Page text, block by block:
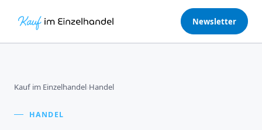
Newsletter
Kauf im Einzelhandel›Handel
HANDEL